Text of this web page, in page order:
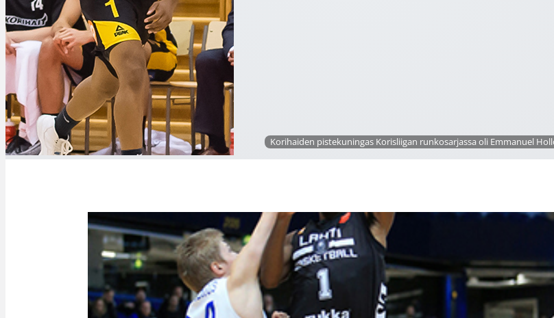
Korihaiden pistekuningas Korisliigan runkosarjassa oli Emmanuel